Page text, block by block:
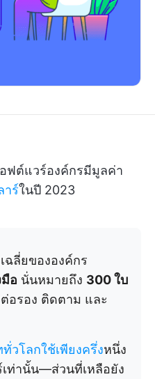
ฟต์แวร์องค์กรมีมูลค่า
าร์ในปี 2023
ฉลี่ยขององค์กร
อ นั่นหมายถึง 300 ใบ
อรอง ติดตาม และ
วโลกใช้เพียงครึ่งหนึ่ง
ท่านั้น—ส่วนที่เหลือยัง